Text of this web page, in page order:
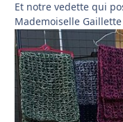
Et notre vedette qui
Mademoiselle Gaillette